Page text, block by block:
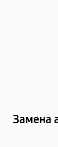
Замена